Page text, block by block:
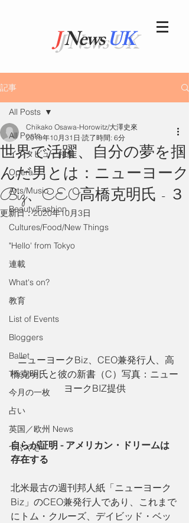
JNewsUK
記事
All Posts
インタビュー特集
Opera
Arts/Music
Beauty/Fashion
Cultures/Food/New Things
"Hello' from Tokyo
連載
What's on?
教育
List of Events
Bloggers
Ballet
Theatre
今月の一枚
占い
英国／欧州 News
つぶやき
All Posts
世界で活躍、自分の夢を掴
んだ男とは：ニューヨーク
Biz、CEO高橋克明氏 - ３
Chikako Osawa-Horowitz/大澤史來
2019年10月31日 読了時間: 6分
更新日：2020年10月3日
ニューヨークBiz、CEO兼発行人、高
橋克明氏と彼の新書（C）写真：ニュー
ヨークBIZ提供
自らが証明 - アメリカン・ドリームは
存在する
北米最古の週刊邦人紙「ニューヨーク
Biz」のCEO兼発行人であり、これまで
にトム・クルーズ、デイビッド・ベッ